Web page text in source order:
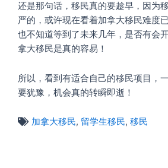
还是那句话，移民真的要趁早，因为
严的，或许现在看着加拿大移民难度
也不知道等到了未来几年，是否有会
拿大移民是真的容易！
所以，看到有适合自己的移民项目，
要犹豫，机会真的转瞬即逝！
加拿大移民, 留学生移民,移民